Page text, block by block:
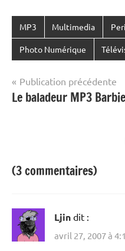
MP3 Multimedia
Photo Numérique
Navigation
de
Publication précédente
Le baladeur MP3
(3 commentaires)
Ljin dit :
avril 27, 2007 à